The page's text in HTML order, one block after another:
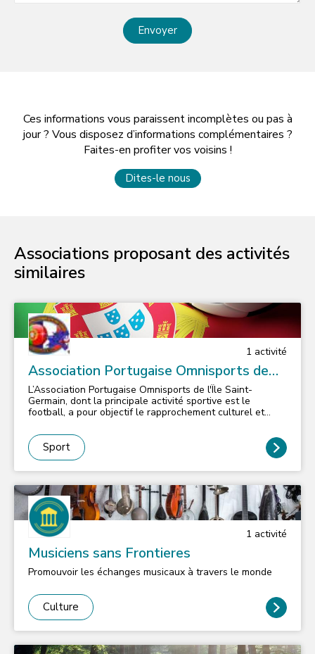
Envoyer
Ces informations vous paraissent incomplètes ou pas à
jour ? Vous disposez d’informations complémentaires ?
Faites-en profiter vos voisins !
Dites-le nous
Associations proposant des activités
similaires
1 activité
Association Portugaise Omnisports de
l'île St Germain
L’Association Portugaise Omnisports de l'Île Saint-
Germain, dont la principale activité sportive est le
football, a pour objectif le rapprochement culturel et
compte parmi ses adhérents diverses nationalités de
plusieurs continents. Reconnue également pour son
savoir-faire dans l’organisation de ses tournois de fin de
saison et de soirées folkloriques animées, ses équipes
une ambiance festive. Si vous avez un esprit sportif
respectueux des adversaires et des règles du football et
que vous aimez la convivialité et la camaraderie n’hésitez
pas !
Sport
1 activité
Musiciens sans Frontieres
Promouvoir les échanges musicaux à travers le monde
Culture